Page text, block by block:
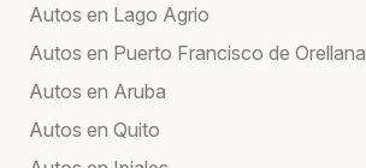
Autos en Lago Agrio
Autos en Puerto Francisco de Orellana
Autos en Aruba
Autos en Quito